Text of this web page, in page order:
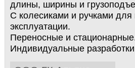
длины, ширины и
С колесиками и ручками
эксплуатации.
Переносные и
Индивидуальные